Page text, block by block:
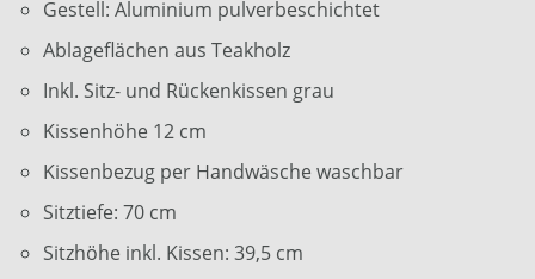
Gestell: Aluminium pulverbeschichtet
Ablageflächen aus Teakholz
Inkl. Sitz- und Rückenkissen grau
Kissenhöhe 12 cm
Kissenbezug per Handwäsche waschbar
Sitztiefe: 70 cm
Sitzhöhe inkl. Kissen: 39,5 cm